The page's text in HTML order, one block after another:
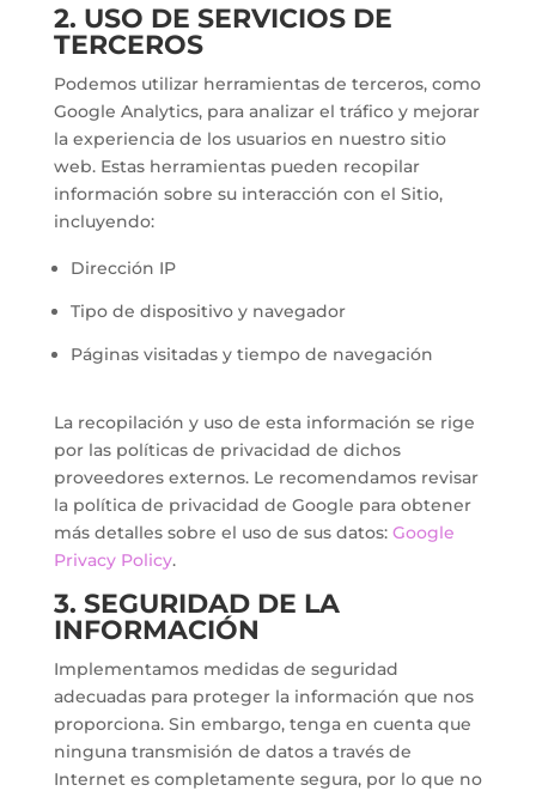
2. USO DE SERVICIOS DE
TERCEROS
Podemos utilizar herramientas de terceros, como
Google Analytics, para analizar el tráfico y mejorar
la experiencia de los usuarios en nuestro sitio
web. Estas herramientas pueden recopilar
información sobre su interacción con el Sitio,
incluyendo:
Dirección IP
Tipo de dispositivo y navegador
Páginas visitadas y tiempo de navegación
La recopilación y uso de esta información se rige
por las políticas de privacidad de dichos
proveedores externos. Le recomendamos revisar
la política de privacidad de Google para obtener
más detalles sobre el uso de sus datos: Google
Privacy Policy.
3. SEGURIDAD DE LA
INFORMACIÓN
Implementamos medidas de seguridad
adecuadas para proteger la información que nos
proporciona. Sin embargo, tenga en cuenta que
ninguna transmisión de datos a través de
Internet es completamente segura, por lo que no